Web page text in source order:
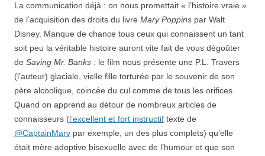
La communication déjà : on nous promettait « l’histoire vraie »
de l’acquisition des droits du livre Mary Poppins par Walt
Disney. Manque de chance tous ceux qui connaissent un tant
soit peu la véritable histoire auront vite fait de vous dégoûter
de Saving Mr. Banks : le film nous présente une P.L. Travers
(l’auteur) glaciale, vielle fille torturée par le souvenir de son
père alcoolique, coincée du cul comme de tous les orifices.
Quand on apprend au détour de nombreux articles de
connaisseurs (l’excellent et fort instructif texte de
@CaptainMarv par exemple, un des plus complets) qu’elle
était mère adoptive bisexuelle avec de l’humour et que son